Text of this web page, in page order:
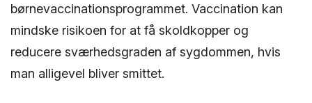
børnevaccinationsprogrammet. Vaccination kan
mindske risikoen for at få skoldkopper og
reducere sværhedsgraden af sygdommen, hvis
man alligevel bliver smittet.